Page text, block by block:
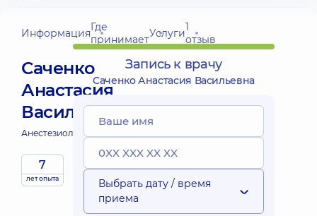
ИнформацияГде
принимаетУслуги1
отзыв
Саченко
Анастасия
Васильевна
Анестезиолог;
7
лет опыта
Запись к врачу
Саченко Анастасия Васильевна
Выбрать дату / время
приема